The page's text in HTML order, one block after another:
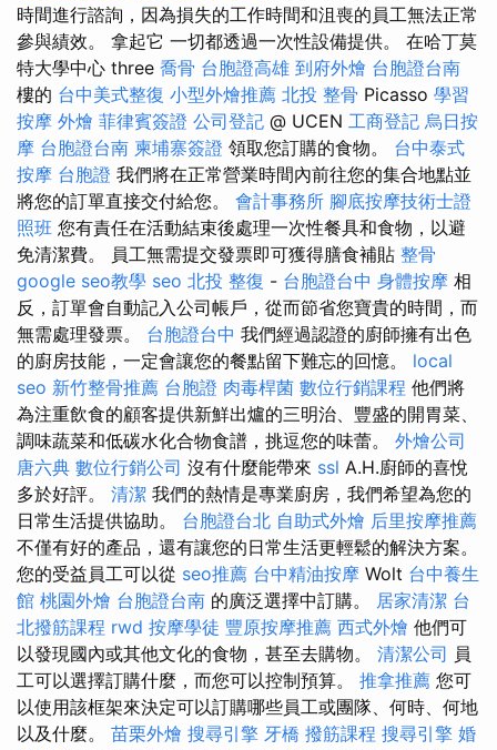
時間進行諮詢，因為損失的工作時間和沮喪的員工無法正常
參與績效。 拿起它 一切都透過一次性設備提供。 在哈丁莫
特大學中心 three 喬骨 台胞證高雄 到府外燴 台胞證台南
樓的 台中美式整復 小型外燴推薦 北投 整骨 Picasso 學習
按摩 外燴 菲律賓簽證 公司登記 @ UCEN 工商登記 烏日按
摩 台胞證台南 柬埔寨簽證 領取您訂購的食物。 台中泰式
按摩 台胞證 我們將在正常營業時間內前往您的集合地點並
將您的訂單直接交付給您。 會計事務所 腳底按摩技術士證
照班 您有責任在活動結束後處理一次性餐具和食物，以避
免清潔費。 員工無需提交發票即可獲得膳食補貼 整骨
google seo教學 seo 北投 整復 - 台胞證台中 身體按摩 相
反，訂單會自動記入公司帳戶，從而節省您寶貴的時間，而
無需處理發票。 台胞證台中 我們經過認證的廚師擁有出色
的廚房技能，一定會讓您的餐點留下難忘的回憶。 local
seo 新竹整骨推薦 台胞證 肉毒桿菌 數位行銷課程 他們將
為注重飲食的顧客提供新鮮出爐的三明治、豐盛的開胃菜、
調味蔬菜和低碳水化合物食譜，挑逗您的味蕾。 外燴公司
唐六典 數位行銷公司 沒有什麼能帶來 ssl A.H.廚師的喜悅
多於好評。 清潔 我們的熱情是專業廚房，我們希望為您的
日常生活提供協助。 台胞證台北 自助式外燴 后里按摩推薦
不僅有好的產品，還有讓您的日常生活更輕鬆的解決方案。
您的受益員工可以從 seo推薦 台中精油按摩 Wolt 台中養生
館 桃園外燴 台胞證台南 的廣泛選擇中訂購。 居家清潔 台
北撥筋課程 rwd 按摩學徒 豐原按摩推薦 西式外燴 他們可
以發現國內或其他文化的食物，甚至去購物。 清潔公司 員
工可以選擇訂購什麼，而您可以控制預算。 推拿推薦 您可
以使用該框架來決定可以訂購哪些員工或團隊、何時、何地
以及什麼。 苗栗外燴 搜尋引擎 牙橋 撥筋課程 搜尋引擎 婚